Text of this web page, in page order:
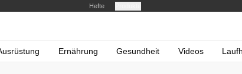
Hefte
Ernährung Gesundheit Videos